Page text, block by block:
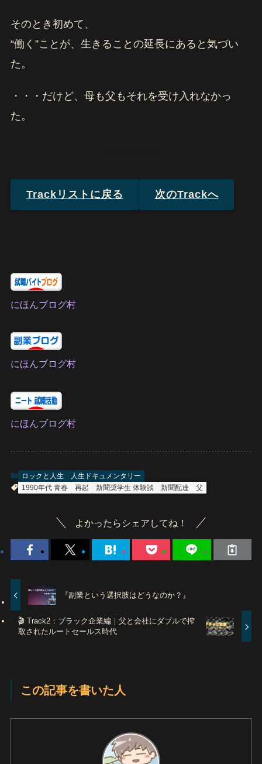
そのとき初めて、
“働く”ことが、生きることの延長にあると気づい
た。
・・・だけど、母も父もそれを受け入れなかっ
た。
Trackリストに戻る 次のTrackへ
にほんブログ村
にほんブログ村
にほんブログ村
ロックと人生
人生ドキュメンタリー
1990年代 青春
再起 新聞奨学生 体験談 新聞配達 父
よかったらシェアしてね！
『副業という選択肢はどうなのか？』
🎬 Track2：ブラック企業編｜父と会社にダブルで搾
取されたルートセールス時代
この記事を書いた人